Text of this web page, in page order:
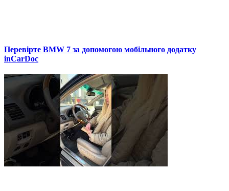
Перевірте BMW 7 за допомогою мобільного додатку
inCarDoc